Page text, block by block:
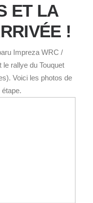
ET LA
!
Impreza WRC /
rallye du Touquet
Voici les photos de